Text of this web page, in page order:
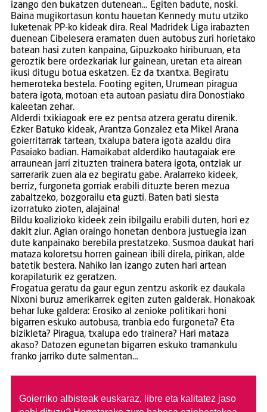
izango den bukatzen dutenean… Egiten badute, noski.
Baina mugikortasun kontu hauetan Kennedy mutu utziko
luketenak PP-ko kideak dira. Real Madridek Liga irabazten
duenean Cibelesera eramaten duen autobus zuri horietako
batean hasi zuten kanpaina, Gipuzkoako hiriburuan, eta
geroztik bere ordezkariak lur gainean, uretan eta airean
ikusi ditugu botua eskatzen. Ez da txantxa. Begiratu
hemeroteka bestela. Footing egiten, Urumean piragua
batera igota, motoan eta autoan pasiatu dira Donostiako
kaleetan zehar.
Alderdi txikiagoak ere ez pentsa atzera geratu direnik.
Ezker Batuko kideak, Arantza Gonzalez eta Mikel Arana
goierritarrak tartean, txalupa batera igota azaldu dira
Pasaiako badian. Hamaikabat alderdiko hautagaiak ere
arraunean jarri zituzten trainera batera igota, ontziak ur
sarrerarik zuen ala ez begiratu gabe. Aralarreko kideek,
berriz, furgoneta gorriak erabili dituzte beren mezua
zabaltzeko, bozgorailu eta guzti. Baten bati siesta
izorratuko zioten, alajaina!
Bildu koalizioko kideek zein ibilgailu erabili duten, hori ez
dakit ziur. Agian oraingo honetan denbora justuegia izan
dute kanpainako berebila prestatzeko. Susmoa daukat hari
mataza koloretsu horren gainean ibili direla, pirikan, alde
batetik bestera. Nahiko lan izango zuten hari artean
korapilaturik ez geratzen.
Frogatua geratu da gaur egun zentzu askorik ez daukala
Nixoni buruz amerikarrek egiten zuten galderak. Honakoak
behar luke galdera: Erosiko al zenioke politikari honi
bigarren eskuko autobusa, tranbia edo furgoneta? Eta
bizikleta? Piragua, txalupa edo trainera? Hari mataza
akaso? Datozen egunetan bigarren eskuko tramankulu
franko jarriko dute salmentan…
Goierriko albisteak euskaraz, libre eta kalitatez jaso